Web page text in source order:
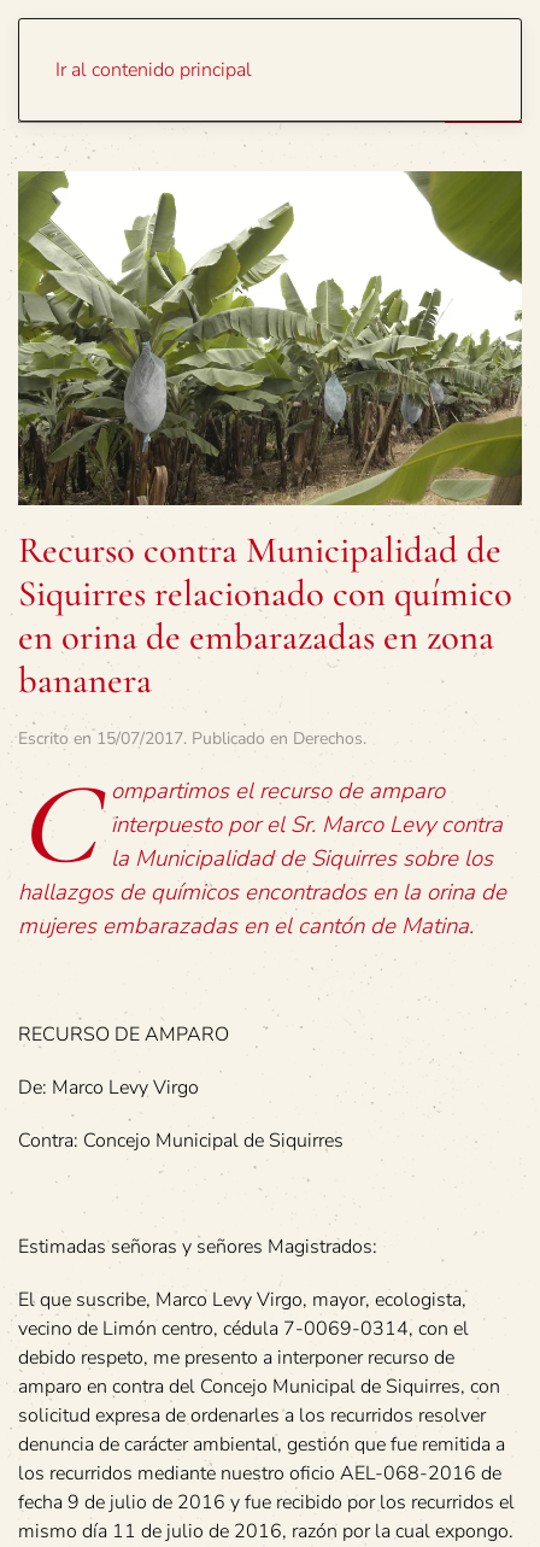
Ir al contenido principal
Recurso contra Municipalidad de
Siquirres relacionado con químico
en orina de embarazadas en zona
bananera
Escrito en 15/07/2017. Publicado en Derechos.
C ompartimos el recurso de amparo
interpuesto por el Sr. Marco Levy contra
la Municipalidad de Siquirres sobre los
hallazgos de químicos encontrados en la orina de
mujeres embarazadas en el cantón de Matina.
RECURSO DE AMPARO
De: Marco Levy Virgo
Contra: Concejo Municipal de Siquirres
Estimadas señoras y señores Magistrados:
El que suscribe, Marco Levy Virgo, mayor, ecologista,
vecino de Limón centro, cédula 7-0069-0314, con el
debido respeto, me presento a interponer recurso de
amparo en contra del Concejo Municipal de Siquirres, con
solicitud expresa de ordenarles a los recurridos resolver
denuncia de carácter ambiental, gestión que fue remitida a
los recurridos mediante nuestro oficio AEL-068-2016 de
fecha 9 de julio de 2016 y fue recibido por los recurridos el
mismo día 11 de julio de 2016, razón por la cual expongo.